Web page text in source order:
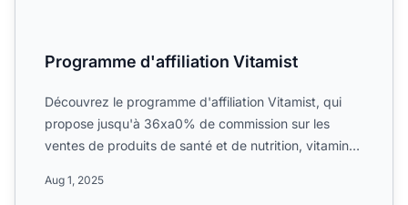
Programme d'affiliation Vitamist
Découvrez le programme d'affiliation Vitamist, qui
propose jusqu'à 36xa0% de commission sur les
ventes de produits de santé et de nutrition, vitamines
Aug 1, 2025